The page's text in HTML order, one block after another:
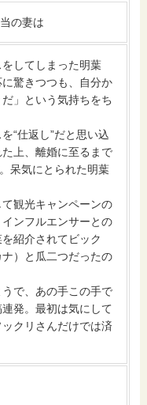
の妻は
してしまった明葉
に驚きつつも、自分か
」という気持ちをち
“仕返し”だと思い込
上、離婚に至るまで
呆気にとられた明葉
観光キャンペーンの
ンフルエンサーとの
紹介されてビック
）と瓜二つだったの
で、あの手この手で
発。最初は気にして
クリさんだけでは済